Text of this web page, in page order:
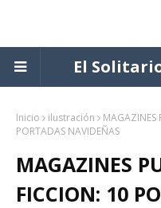
El
Inicio ilustración
MAGAZINES
PORTADAS NAVIDEÑAS
MAGAZINES
FICCION: 10